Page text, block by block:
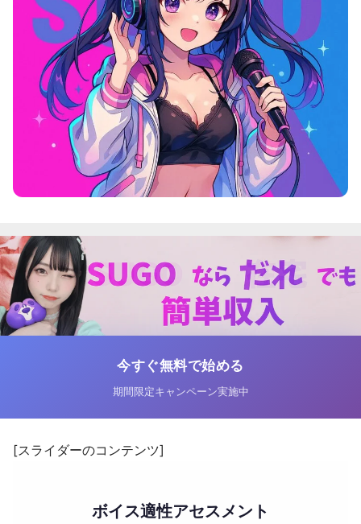
今すぐ無料で始める
期間限定キャンペーン実施中
[スライダーのコンテンツ]
ボイス適性アセスメント